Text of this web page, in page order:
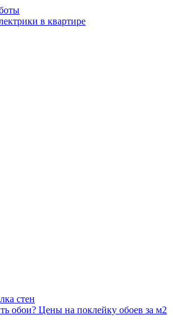
в квартире
стен
обои? Цены на поклейку обоев за м2